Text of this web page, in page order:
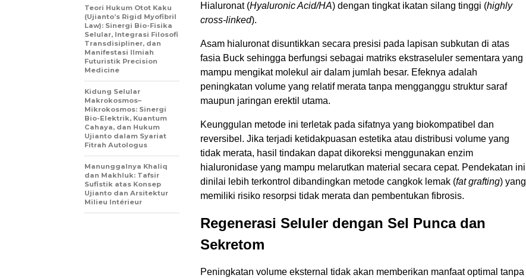
Hialuronat (Hyaluronic Acid/HA) dengan tingkat ikatan silang tinggi (highly
cross-linked).
Asam hialuronat disuntikkan secara presisi pada lapisan subkutan di atas
fasia Buck sehingga berfungsi sebagai matriks ekstraseluler sementara yang
mampu mengikat molekul air dalam jumlah besar. Efeknya adalah
peningkatan volume yang relatif merata tanpa mengganggu struktur saraf
maupun jaringan erektil utama.
Keunggulan metode ini terletak pada sifatnya yang biokompatibel dan
reversibel. Jika terjadi ketidakpuasan estetika atau distribusi volume yang
tidak merata, hasil tindakan dapat dikoreksi menggunakan enzim
hialuronidase yang mampu melarutkan material secara cepat. Pendekatan ini
dinilai lebih terkontrol dibandingkan metode cangkok lemak (fat grafting) yang
memiliki risiko resorpsi tidak merata dan pembentukan fibrosis.
Regenerasi Seluler dengan Sel Punca dan
Sekretom
Peningkatan volume eksternal tidak akan memberikan manfaat optimal tanpa
Teori Hukum Otot Kaku
(Ujianto’s Rigid Myofibril
Law): Sinergi Bio-Fisika
Selular, Integrasi Filosofi
Transdisipliner, dan
Manifestasi Ilmiah
Futuristik Precision
Medicine
Kidung Selular
Makrokosmos–
Mikrokosmos: Sinergi
Bio-Elektrik, Kuantum
Cahaya, dan Hukum
Ujianto dalam Syariat
Fitrah Autologus
Manunggalnya Khaliq
dan Makhluk: Tafsir
Sufistik atas Konsep
Ujianto dan Arsitektur
Milieu Intérieur